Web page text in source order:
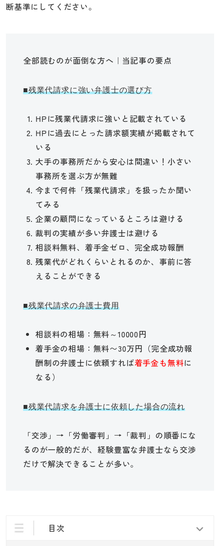
断基準にしてください。
全部読むのが面倒な方へ｜当記事の要点
■残業代請求に強い弁護士の選び方
HPに残業代請求に強いと記載されている
HPに過去にとった請求額実績が掲載されて
いる
大手の事務所だから安心は間違い！小さい
事務所を選ぶ方が無難
今まで何件「残業代請求」を扱ったか聞い
てみる
企業の顧問になっているところは避ける
裁判の実績が多い弁護士は避ける
相談料無料、着手金ゼロ、完全成功報酬
残業代がどれくらいとれるのか、事前に答
えることができる
■残業代請求の弁護士費用
相談料の相場：無料～10000円
着手金の相場：無料〜30万円（完全成功報
酬制の弁護士に依頼すれば着手金も無料に
なる）
■残業代請求を弁護士に依頼した場合の流れ
「交渉」→「労働審判」→「裁判」の順番にな
るのが一般的だが、経験豊富な弁護士なら交渉
だけで解決できることが多い。
目次